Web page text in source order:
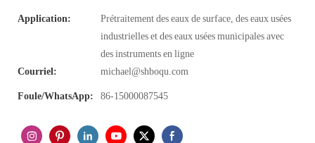
Application:
Prétraitement des eaux de surface, des eaux usées
industrielles et des eaux usées municipales avec
des instruments en ligne
Courriel:
michael@shboqu.com
Foule/WhatsApp: 86-15000087545